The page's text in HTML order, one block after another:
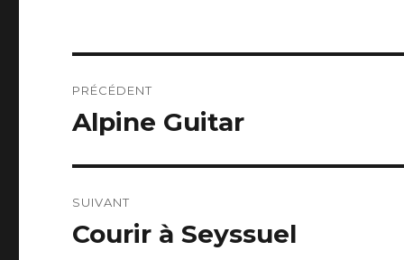
de
PRÉCÉDENT
Publication
Alpine Guitar
SUIVANT
Publication
Courir à Seyssuel